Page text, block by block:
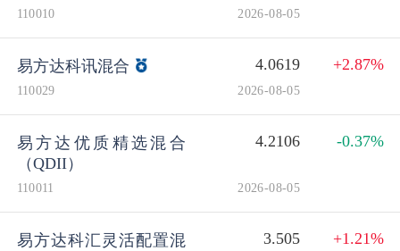
我的账户
客服中心
English
110010 2026-08-05
易方达科讯混合 4.0619 +2.87%
110029 2026-08-05
易方达优质精选混合
（QDII）
4.2106 -0.37%
110011 2026-08-05
易方达科汇灵活配置混
3.505 +1.21%